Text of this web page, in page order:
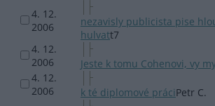
4. 12.
2006
nezavisly publicista pise
hulvatt7
4. 12.
2006
Jeste k tomu Cohenovi, vy
4. 12.
2006
k té diplomové práciPetr C.